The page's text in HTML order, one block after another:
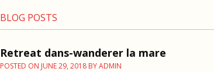
BLOG POSTS
Retreat dans-wanderer la mare
POSTED ON JUNE 29, 2018 BYADMIN